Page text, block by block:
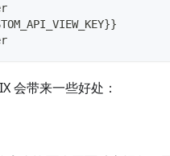
}}
会带来一些好处：